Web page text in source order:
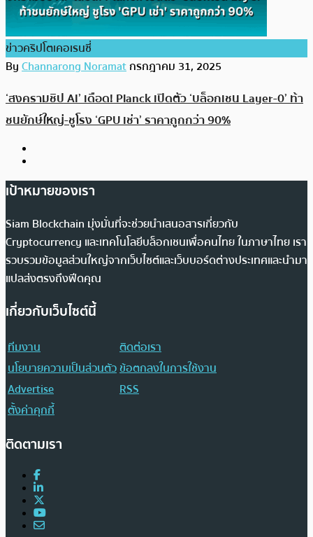
ข่าวคริปโตเคอเรนซี่
ByChannarong Noramatกรกฎาคม 31, 2025
‘สงครามชิป AI’ เดือด! Planck เปิดตัว ‘บล็อกเชน Layer-0’ ท้า
ชนยักษ์ใหญ่-ชูโรง ‘GPU เช่า’ ราคาถูกกว่า 90%
เป้าหมายของเรา
Siam Blockchain มุ่งมั่นที่จะช่วยนำเสนอสารเกี่ยวกับ
Cryptocurrency และเทคโนโลยีบล็อกเชนเพื่อคนไทย ในภาษาไทย เรา
รวบรวมข้อมูลส่วนใหญ่จากเว็บไซต์และเว็บบอร์ดต่างประเทศและนำมา
แปลส่งตรงถึงฟีดคุณ
เกี่ยวกับเว็บไซต์นี้
ทีมงาน
ติดต่อเรา
นโยบายความเป็นส่วนตัวข้อตกลงในการใช้งาน
Advertise
RSS
ตั้งค่าคุกกี้
ติดตามเรา